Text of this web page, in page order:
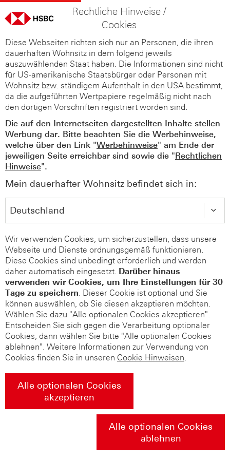
Rechtliche Hinweise /
Cookies
Diese Webseiten richten sich nur an Personen, die ihren
dauerhaften Wohnsitz in dem folgend jeweils
auszuwählenden Staat haben. Die Informationen sind nicht
für US-amerikanische Staatsbürger oder Personen mit
Wohnsitz bzw. ständigem Aufenthalt in den USA bestimmt,
da die aufgeführten Wertpapiere regelmäßig nicht nach
den dortigen Vorschriften registriert worden sind.
Die auf den Internetseiten dargestellten Inhalte stellen
Werbung dar. Bitte beachten Sie die Werbehinweise,
welche über den Link "Werbehinweise" am Ende der
jeweiligen Seite erreichbar sind sowie die "Rechtlichen
Hinweise".
Mein dauerhafter Wohnsitz befindet sich in:
Wir verwenden Cookies, um sicherzustellen, dass unsere
Webseite und Dienste ordnungsgemäß funktionieren.
Diese Cookies sind unbedingt erforderlich und werden
daher automatisch eingesetzt. Darüber hinaus
verwenden wir Cookies, um Ihre Einstellungen für 30
Tage zu speichern. Dieser Cookie ist optional und Sie
können auswählen, ob Sie diesen akzeptieren möchten.
Wählen Sie dazu "Alle optionalen Cookies akzeptieren".
Entscheiden Sie sich gegen die Verarbeitung optionaler
Cookies, dann wählen Sie bitte "Alle optionalen Cookies
ablehnen". Weitere Informationen zur Verwendung von
Cookies finden Sie in unseren Cookie Hinweisen.
Alle optionalen Cookies
akzeptieren
Alle optionalen Cookies
ablehnen